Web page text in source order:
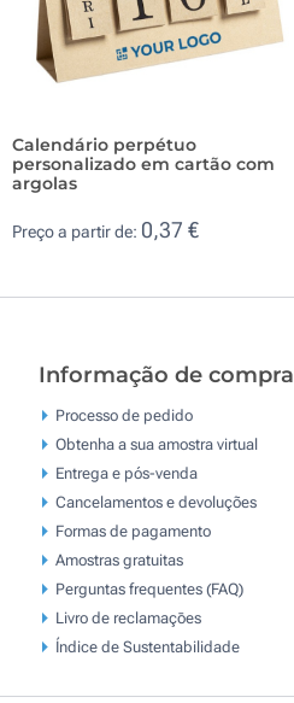
Calendário perpétuo
personalizado em cartão com
argolas
Preço a partir de: 0,37 €
Informação de compra
Processo de pedido
Obtenha a sua amostra virtual
Entrega e pós-venda
Cancelamentos e devoluções
Formas de pagamento
Amostras gratuitas
Perguntas frequentes (FAQ)
Livro de reclamaçōes
Índice de Sustentabilidade